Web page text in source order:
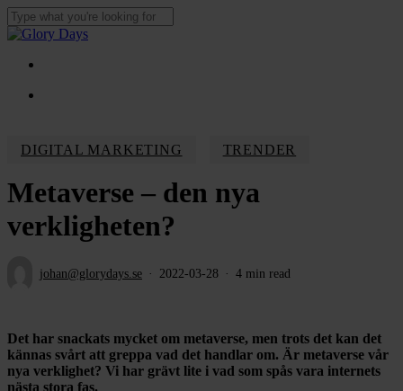
Skip
to
content
Close
Menu
DIGITAL MARKETING TRENDER
Metaverse – den nya
verkligheten?
johan@glorydays.se 2022-03-28 4 min read
Det har snackats mycket om metaverse, men trots det kan det
kännas svårt att greppa vad det handlar om. Är metaverse vår
nya verklighet? Vi har grävt lite i vad som spås vara internets
nästa stora fas.